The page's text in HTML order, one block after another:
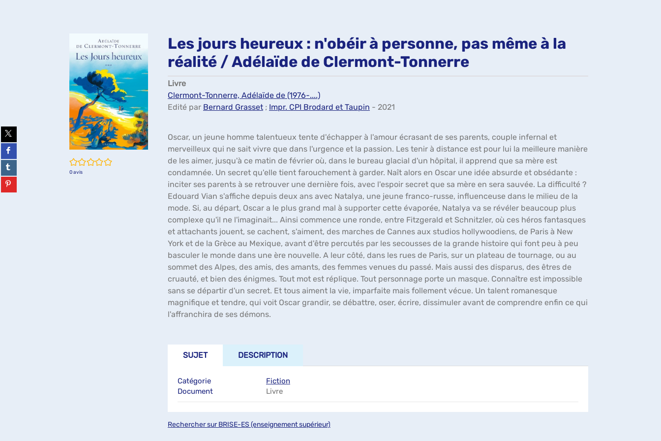
Partager
sur
twitter
(Nouvelle
fenêtre)
Partager
sur
facebook
(Nouvelle
fenêtre)
Partager
sur
tumblr
(Nouvelle
Partager
sur
/5
0avis
Les jours heureux : n'obéir à personne, pas même à la
réalité / Adélaïde de Clermont-Tonnerre
Livre
Clermont-Tonnerre, Adélaïde de (1976-....)
Edité par Bernard Grasset ; Impr. CPI Brodard et Taupin - 2021
Oscar, un jeune homme talentueux tente d'échapper à l'amour écrasant de ses parents, couple infernal et
merveilleux qui ne sait vivre que dans l'urgence et la passion. Les tenir à distance est pour lui la meilleure manière
de les aimer, jusqu'à ce matin de février où, dans le bureau glacial d'un hôpital, il apprend que sa mère est
condamnée. Un secret qu'elle tient farouchement à garder. Naît alors en Oscar une idée absurde et obsédante :
inciter ses parents à se retrouver une dernière fois, avec l'espoir secret que sa mère en sera sauvée. La difficulté ?
Edouard Vian s'affiche depuis deux ans avec Natalya, une jeune franco-russe, influenceuse dans le milieu de la
mode. Si, au départ, Oscar a le plus grand mal à supporter cette évaporée, Natalya va se révéler beaucoup plus
complexe qu'il ne l'imaginait... Ainsi commence une ronde, entre Fitzgerald et Schnitzler, où ces héros fantasques
et attachants jouent, se cachent, s'aiment, des marches de Cannes aux studios hollywoodiens, de Paris à New
York et de la Grèce au Mexique, avant d'être percutés par les secousses de la grande histoire qui font peu à peu
basculer le monde dans une ère nouvelle. A leur côté, dans les rues de Paris, sur un plateau de tournage, ou au
sommet des Alpes, des amis, des amants, des femmes venues du passé. Mais aussi des disparus, des êtres de
cruauté, et bien des énigmes. Tout mot est réplique. Tout personnage porte un masque. Connaître est impossible
sans se départir d'un secret. Et tous aiment la vie, imparfaite mais follement vécue. Un talent romanesque
magnifique et tendre, qui voit Oscar grandir, se débattre, oser, écrire, dissimuler avant de comprendre enfin ce qui
l'affranchira de ses démons.
SUJET DESCRIPTION
Catégorie
Fiction
Document
Livre
Rechercher sur BRISE-ES (enseignement supérieur)